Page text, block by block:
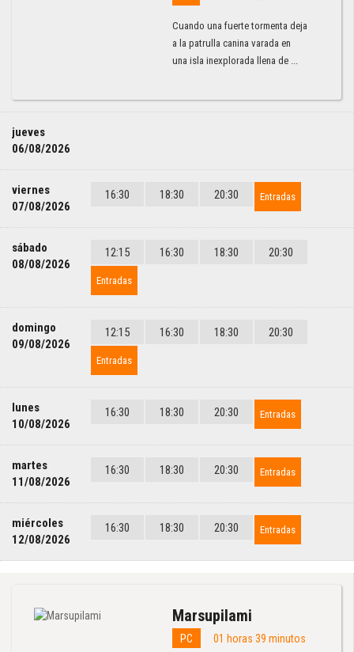
Cuando una fuerte tormenta deja
a la patrulla canina varada en
una isla inexplorada llena de ...
jueves
06/08/2026
viernes
07/08/2026
16:30 18:30 20:30 Entradas
sábado
08/08/2026
12:15 16:30 18:30 20:30
Entradas
domingo
09/08/2026
12:15 16:30 18:30 20:30
Entradas
lunes
10/08/2026
16:30 18:30 20:30 Entradas
martes
11/08/2026
16:30 18:30 20:30 Entradas
miércoles
12/08/2026
16:30 18:30 20:30 Entradas
Marsupilami
PC 01 horas 39 minutos